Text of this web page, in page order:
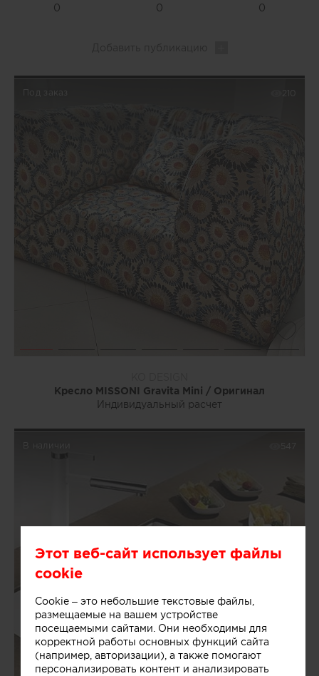
0
0
0
Под заказ 210
Кресло MISSONI Gravita Mini / Оригинал
Индивидуальный расчет
547
Этот веб-сайт использует файлы
cookie
Cookie – это небольшие текстовые файлы,
размещаемые на вашем устройстве
посещаемыми сайтами. Они необходимы для
корректной работы основных функций сайта
(например, авторизации), а также помогают
персонализировать контент и анализировать